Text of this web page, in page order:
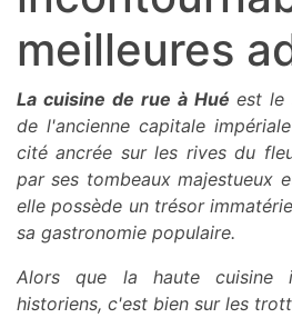
meilleures
La cuisine de rue à Hué est le
de l'ancienne capitale
cité ancrée sur les rives du
par ses tombeaux majestueux
elle possède un trésor
sa gastronomie populaire.
Alors que la haute cuisine
historiens, c'est bien sur les